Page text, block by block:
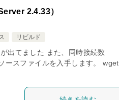
2.4.33）
リビルド
出てました また、同時接続数
ースファイルを入手します。 wget